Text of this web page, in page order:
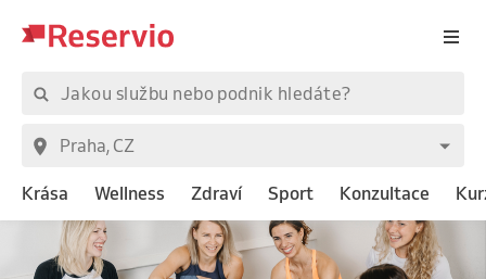
Krása Wellness Zdraví Sport Konzultace